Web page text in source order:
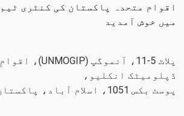
اقوام متحدہ پاکستان کی کنٹری
میں خوش آمدید
پلاٹ 5-11، اَنموگپ (UNMOGIP)، اقوامِ متحدہ کمپاؤنڈ
ڈپلومیٹک انکلیو،
پوسٹ بکس 1051، اسلام آباد، پاکستان